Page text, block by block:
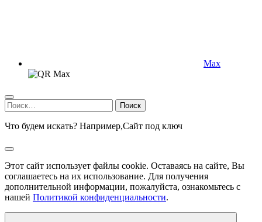
Max
Найти:
Что будем искать? Например,Сайт под ключ
Этот сайт использует файлы cookie. Оставаясь на сайте, Вы
соглашаетесь на их использование. Для получения
дополнительной информации, пожалуйста, ознакомьтесь с
нашей Политикой конфиденциальности.